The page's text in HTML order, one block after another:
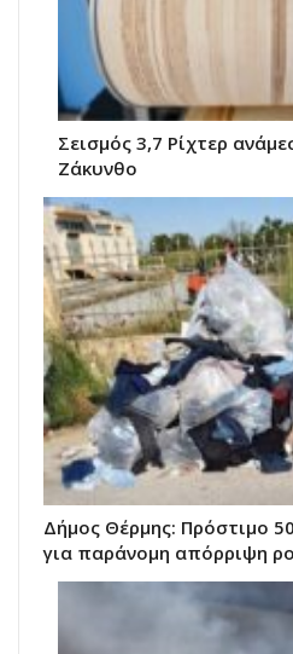
Σεισμός 3,7 Ρίχτερ
Ζάκυνθο
Δήμος Θέρμης: Πρόστιμο
για παράνομη απόρριψη